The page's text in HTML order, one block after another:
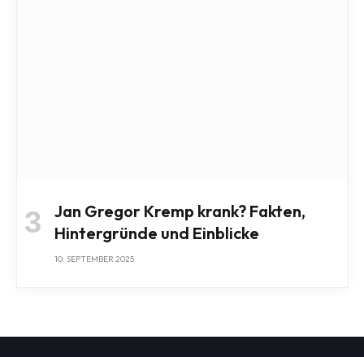
Jan Gregor Kremp krank? Fakten,
Hintergründe und Einblicke
10. SEPTEMBER 2025